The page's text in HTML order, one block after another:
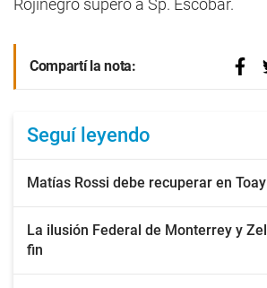
Rojinegro superó a Sp. Escobar.
Compartí la nota:
Seguí leyendo
Matías Rossi debe recuperar en Toay
La ilusión Federal de Monterrey y
fin